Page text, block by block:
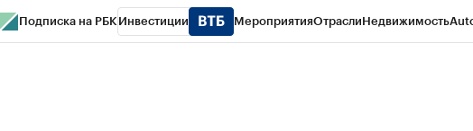
Подписка на РБК Инвестиции МероприятияОтраслиНедвижимость